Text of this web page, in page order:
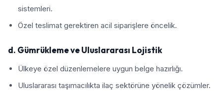
sistemleri.
Özel teslimat gerektiren acil siparişlere öncelik.
d. Gümrükleme ve Uluslararası Lojistik
Ülkeye özel düzenlemelere uygun belge hazırlığı.
Uluslararası taşımacılıkta ilaç sektörüne yönelik çözümler.